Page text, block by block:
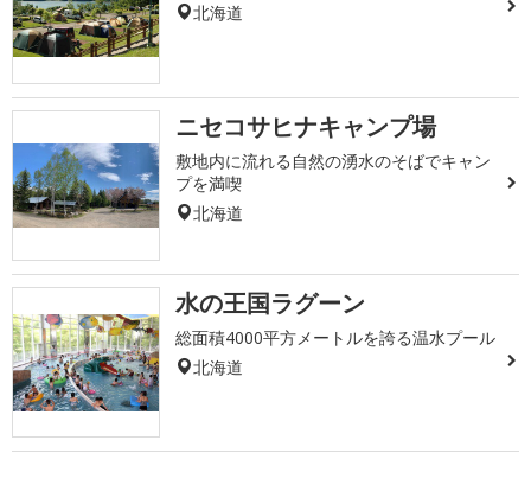
北海道
ニセコサヒナキャンプ場
敷地内に流れる自然の湧水のそばでキャン
プを満喫
北海道
水の王国ラグーン
総面積4000平方メートルを誇る温水プール
北海道